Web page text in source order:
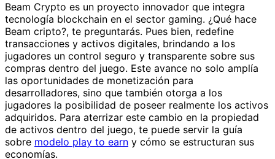
Beam Crypto es un proyecto innovador que integra
tecnología blockchain en el sector gaming. ¿Qué hace
Beam cripto?, te preguntarás. Pues bien, redefine
transacciones y activos digitales, brindando a los
jugadores un control seguro y transparente sobre sus
compras dentro del juego. Este avance no solo amplía
las oportunidades de monetización para
desarrolladores, sino que también otorga a los
jugadores la posibilidad de poseer realmente los activos
adquiridos. Para aterrizar este cambio en la propiedad
de activos dentro del juego, te puede servir la guía
sobre modelo play to earn y cómo se estructuran sus
economías.